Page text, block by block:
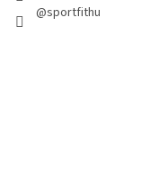
@sportfithu